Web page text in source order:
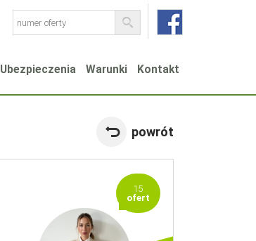
Ubezpieczenia Warunki Kontakt
powrót
15
ofert